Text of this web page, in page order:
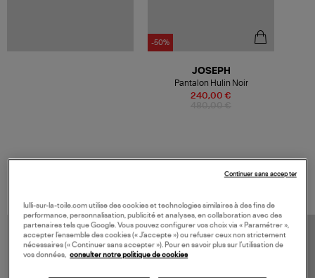
-50%
240,00 €
JOSEPH
Pantalon Hulin Noir
lulli-sur-la-toile.com utilise des cookies et technologies similaires à des fins de
performance, personnalisation, publicité et analyses, en collaboration avec des
partenaires tels que Google. Vous pouvez configurer vos choix via « Paramétrer »,
accepter l’ensemble des cookies (« J’accepte ») ou refuser ceux non strictement
nécessaires (« Continuer sans accepter »). Pour en savoir plus sur l’utilisation de
vos données, consulter notre politique de cookies
Continuer sans accepter